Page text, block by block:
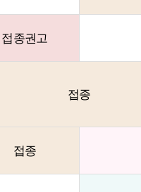
접종권고
접종
접종